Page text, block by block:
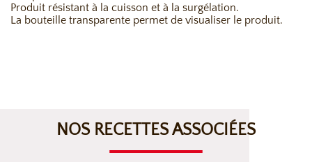
Produit résistant à la cuisson et à la surgélation.
La bouteille transparente permet de visualiser le produit.
NOS RECETTES ASSOCIÉES